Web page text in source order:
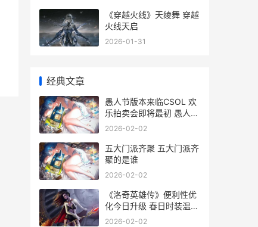
《穿越火线》天绫舞 穿越
火线天启
2026-01-31
经典文章
愚人节版本来临CSOL 欢
乐拍卖会即将最初 愚人节
新玩法
2026-02-02
五大门派齐聚 五大门派齐
聚的是谁
2026-02-02
《洛奇英雄传》便利性优
化今日升级 春日时装温暖
上线 洛奇英雄传卡莉亚
2026-02-02